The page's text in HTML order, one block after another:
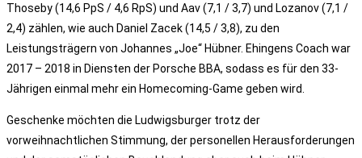
Thoseby (14,6 PpS / 4,6 RpS) und Aav (7,1 / 3,7) und Lozanov (7,1 /
2,4) zählen, wie auch Daniel Zacek (14,5 / 3,8), zu den
Leistungsträgern von Johannes „Joe“ Hübner. Ehingens Coach war
2017 – 2018 in Diensten der Porsche BBA, sodass es für den 33-
Jährigen einmal mehr ein Homecoming-Game geben wird.
Geschenke möchten die Ludwigsburger trotz der
vorweihnachtlichen Stimmung, der personellen Herausforderungen